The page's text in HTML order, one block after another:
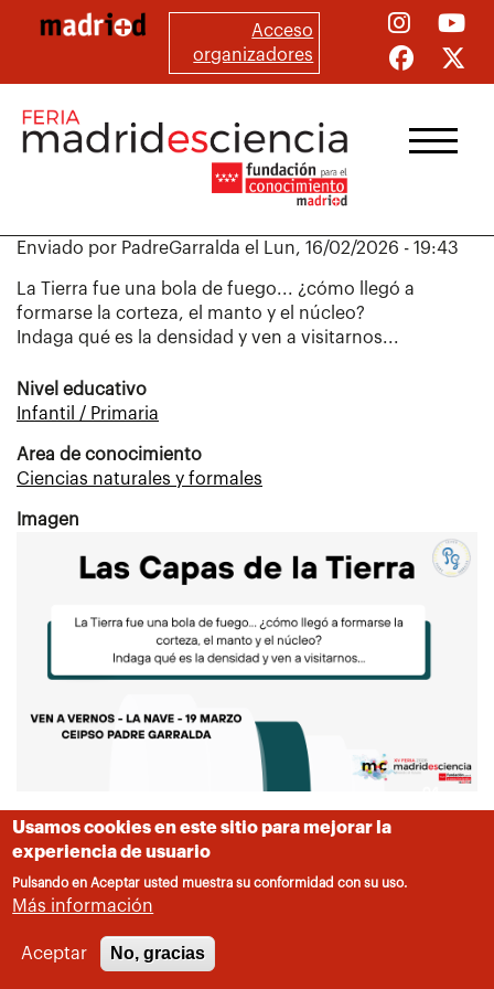
principal
Acceso
organizadores
Enviado por PadreGarralda el Lun, 16/02/2026 - 19:43
La Tierra fue una bola de fuego... ¿cómo llegó a
formarse la corteza, el manto y el núcleo?
Indaga qué es la densidad y ven a visitarnos...
Nivel educativo
Infantil / Primaria
Area de conocimiento
Ciencias naturales y formales
Imagen
Centro educativo
Padre Garralda
Usamos cookies en este sitio para mejorar la
experiencia de usuario
Pulsando en Aceptar usted muestra su conformidad con su uso.
Más información
Aceptar No, gracias